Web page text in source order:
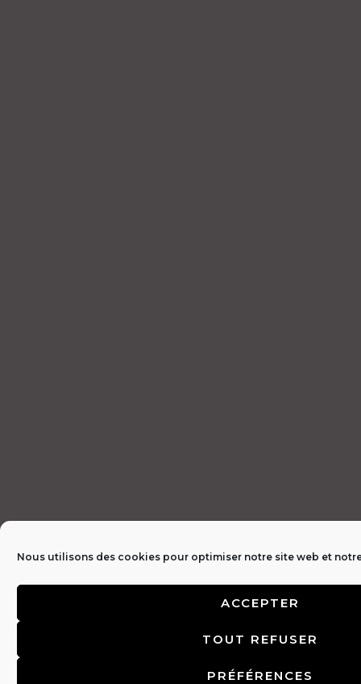
Nous utilisons des cookies pour optimiser notre site web et
ACCEPTER
TOUT REFUSER
PRÉFÉRENCES